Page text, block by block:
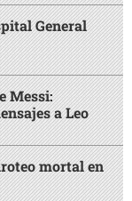
General
Messi:
a Leo
mortal en